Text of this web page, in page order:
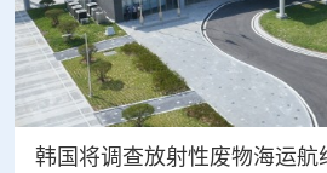
韩国将调查放射性废物海运航